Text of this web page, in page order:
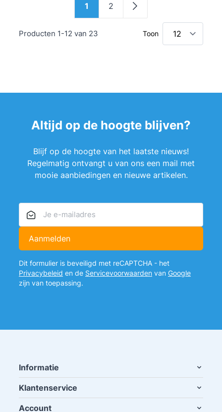
Producten 1-12 van 23
U lees momenteel pagina
1 Pagina
2 Pagina
Toon
Altijd op de hoogte blijven?
Blijf op de hoogte van het laatste nieuws!
Regelmatig ontvangt u van ons een mail met
mooie aanbiedingen en nieuwe artikelen.
Aanmelden
Dit formulier is beveiligd met reCAPTCHA - het
Privacybeleid en de Servicevoorwaarden van Google
zijn van toepassing.
Informatie
Klantenservice
Account